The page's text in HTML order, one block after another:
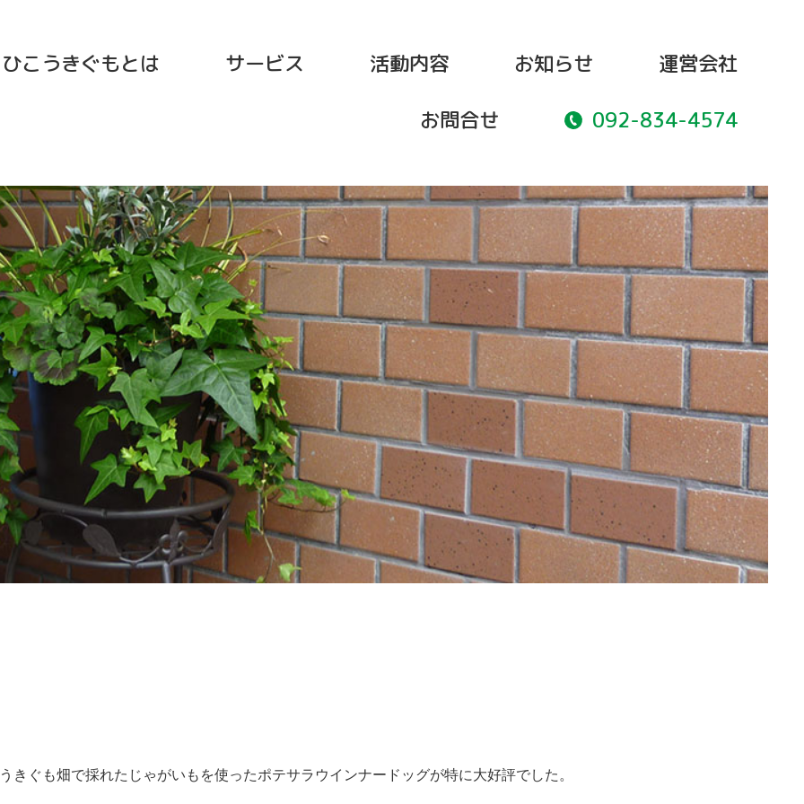
ひこうきぐもとは サービス 活動内容 お知らせ 運営会社
お問合せ 092-834-4574
きぐも畑で採れたじゃがいもを使ったポテサラウインナードッグが特に大好評でした。